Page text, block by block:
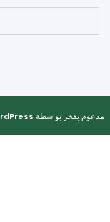
بفخر بواسطةWordPress